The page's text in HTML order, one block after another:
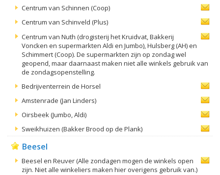
Centrum van Schinnen (Coop)
Centrum van Schinveld (Plus)
Centrum van Nuth (drogisterij het Kruidvat, Bakkerij
Voncken en supermarkten Aldi en Jumbo), Hulsberg (AH) en
Schimmert (Coop). De supermarkten zijn op zondag wel
geopend, maar daarnaast maken niet alle winkels gebruik van
de zondagsopenstelling.
Bedrijventerrein de Horsel
Amstenrade (Jan Linders)
Oirsbeek (Jumbo, Aldi)
Sweikhuizen (Bakker Brood op de Plank)
Beesel
Beesel en Reuver (Alle zondagen mogen de winkels open
zijn. Niet alle winkeliers maken hier overigens gebruik van.)